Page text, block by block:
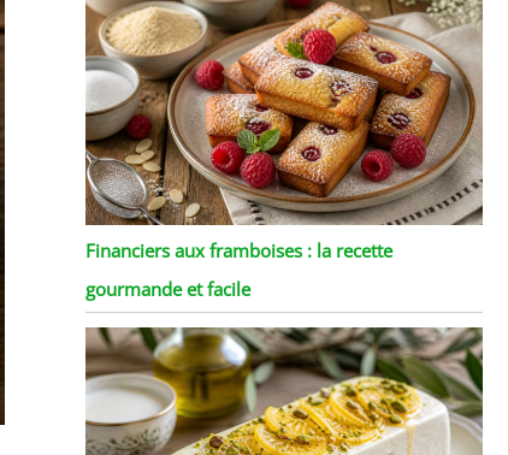
Financiers aux framboises : la recette
gourmande et facile